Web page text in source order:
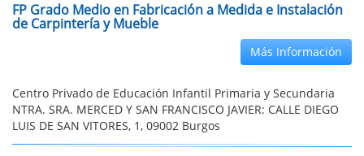
FP Grado Medio en Fabricación a Medida e Instalación
de Carpintería y Mueble
Más Información
Centro Privado de Educación Infantil Primaria y Secundaria
NTRA. SRA. MERCED Y SAN FRANCISCO JAVIER: CALLE DIEGO
LUIS DE SAN VITORES, 1, 09002 Burgos